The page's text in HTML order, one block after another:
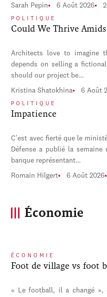
Sarah Pepin 6 Août 2026
POLITIQUE
Could We Thrive
Architects love to imagine
depends on selling a
should our project be…
Kristina Shatokhina 6 Août
POLITIQUE
Impatience
C'est avec fierté que le
Défense a publié la
banque représentant…
Romain Hilgert 6 Août 2026
Économie
ÉCONOMIE
Foot de village vs foot
« Le football, il a changé »,